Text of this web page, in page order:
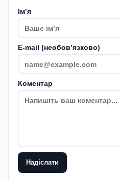
Імʼя
E-mail (необовʼязково)
Коментар
Надіслати